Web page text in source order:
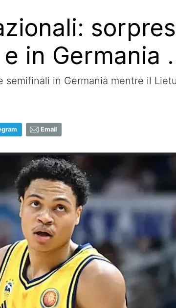
in Germania
semifinali in Germania mentre il
Email